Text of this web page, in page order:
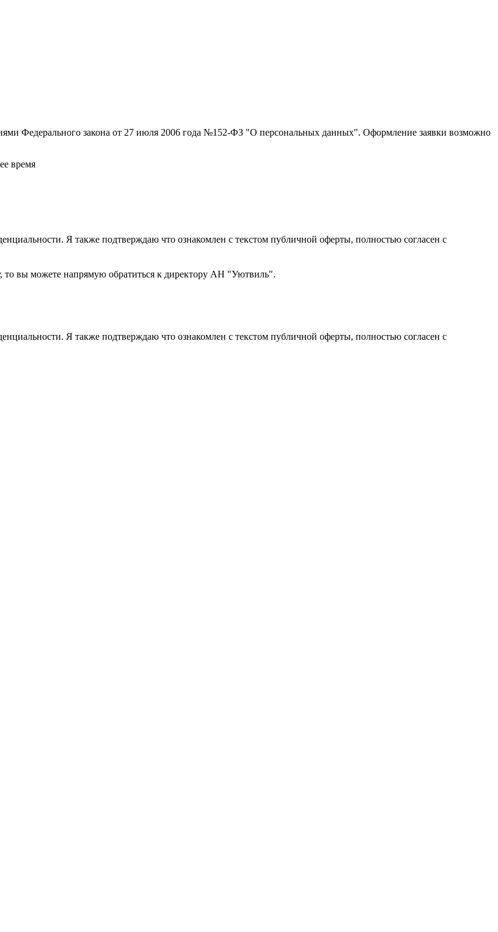
Федерального закона от 27 июля 2006 года №152-ФЗ "О персональных данных". Оформление заявки возможно
время
Я также подтверждаю что ознакомлен с текстом публичной оферты, полностью согласен с
то вы можете напрямую обратиться к директору АН "Уютвиль".
Я также подтверждаю что ознакомлен с текстом публичной оферты, полностью согласен с